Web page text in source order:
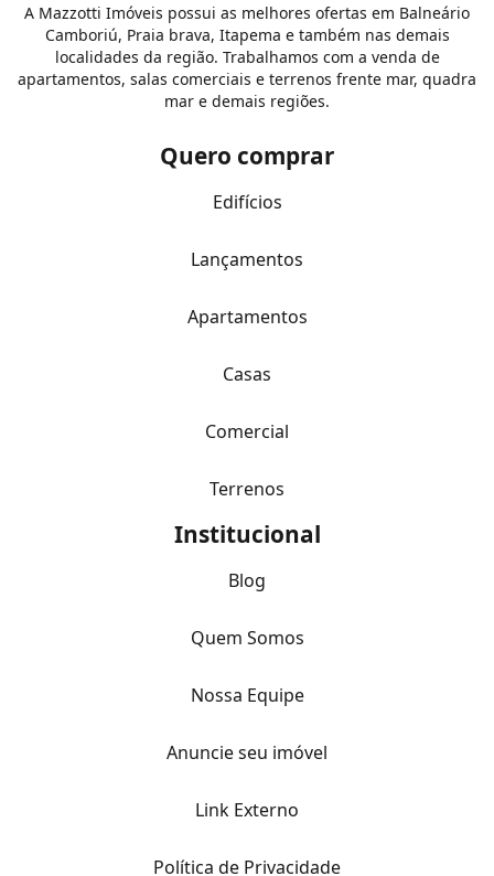
A Mazzotti Imóveis possui as melhores ofertas em Balneário
Camboriú, Praia brava, Itapema e também nas demais
localidades da região. Trabalhamos com a venda de
apartamentos, salas comerciais e terrenos frente mar, quadra
mar e demais regiões.
Quero comprar
Edifícios
Lançamentos
Apartamentos
Casas
Comercial
Terrenos
Institucional
Blog
Quem Somos
Nossa Equipe
Anuncie seu imóvel
Link Externo
Política de Privacidade